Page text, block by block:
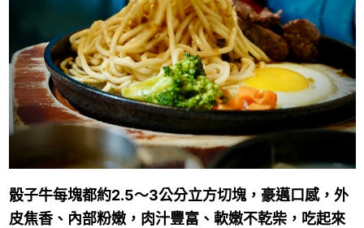
骰子牛每塊都約2.5～3公分立方切塊，豪邁口感，外
皮焦香、內部粉嫩，肉汁豐富、軟嫩不乾柴，吃起來